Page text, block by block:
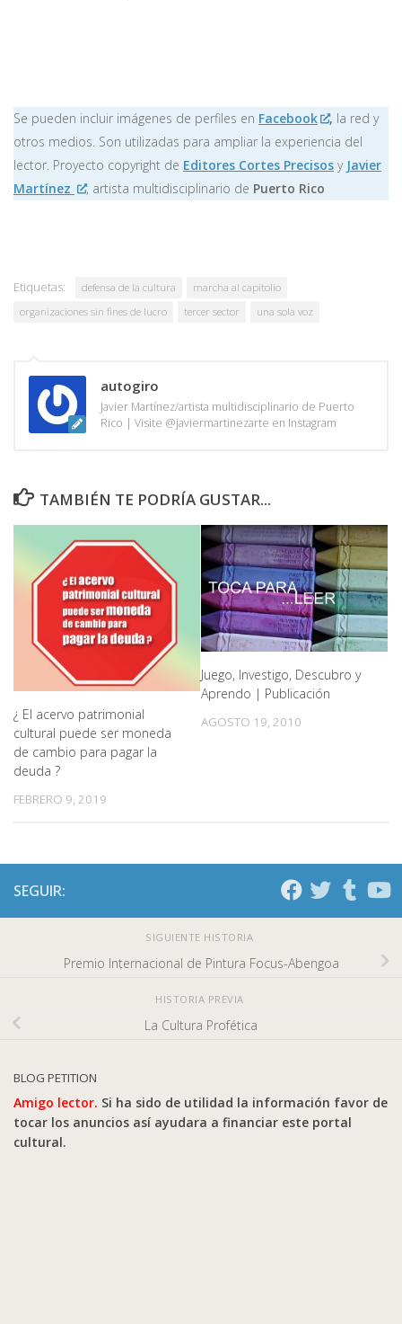
Se pueden incluir imágenes de perfiles en Facebook , la red y
otros medios. Son utilizadas para ampliar la experiencia del
lector. Proyecto copyright de Editores Cortes Precisos y Javier
Martínez
, artista multidisciplinario de Puerto Rico
Etiquetas: defensa de la cultura
marcha al capitolio
organizaciones sin fines de lucro
tercer sector una sola voz
autogiro
Javier Martínez/artista multidisciplinario de Puerto
Rico | Visite @javiermartinezarte en Instagram
TAMBIÉN TE PODRÍA GUSTAR...
¿ El acervo patrimonial
cultural puede ser moneda
de cambio para pagar la
deuda ?
FEBRERO 9, 2019
Juego, Investigo, Descubro y
Aprendo | Publicación
AGOSTO 19, 2010
SEGUIR:
SIGUIENTE HISTORIA
Premio Internacional de Pintura Focus-Abengoa
HISTORIA PREVIA
La Cultura Profética
BLOG PETITION
Amigo lector. Si ha sido de utilidad la información favor de
tocar los anuncios así ayudara a financiar este portal
cultural.